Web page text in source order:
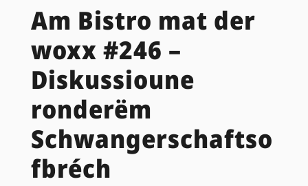
Am Bistro mat der
woxx #246 –
Diskussioune
ronderëm
Schwangerschaftso
fbréch